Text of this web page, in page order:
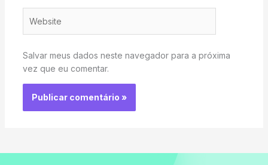
Salvar meus dados neste navegador para a próxima
vez que eu comentar.